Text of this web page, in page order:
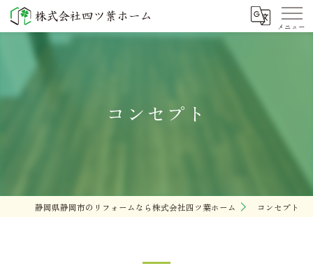
コンセプト
静岡県静岡市のリフォームなら株式会社四ツ葉ホーム コンセプト